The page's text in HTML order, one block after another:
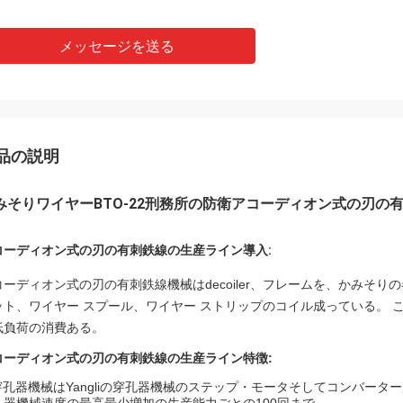
メッセージを送る
の説明
そりワイヤーBTO-22刑務所の防衛アコーディオン式の刃の
ーディオン式の刃の有刺鉄線の生産ライン導入:
ーディオン式の刃の有刺鉄線機械はdecoiler、フレームを、かみそり
ト、ワイヤー スプール、ワイヤー ストリップのコイル成っている。
荷の消費ある。
ーディオン式の刃の有刺鉄線の生産ライン特徴:
孔器機械はYangliの穿孔器機械のステップ・モータそしてコンバータ